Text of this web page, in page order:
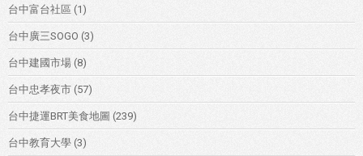
台中富台社區 (1)
台中廣三SOGO (3)
台中建國市場 (8)
台中忠孝夜市 (57)
台中捷運BRT美食地圖 (239)
台中教育大學 (3)